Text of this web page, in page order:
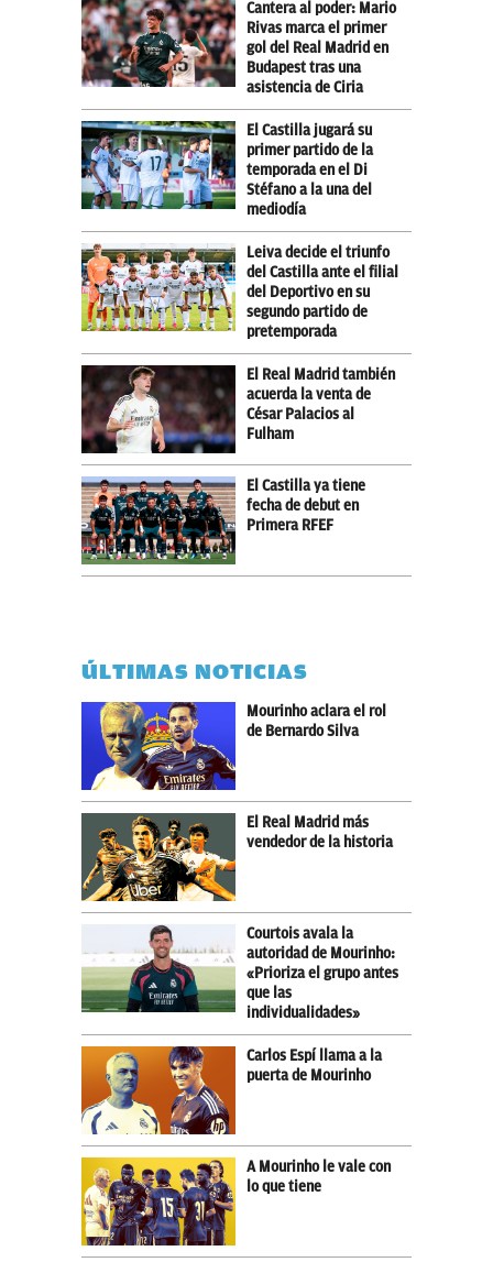
Cantera al poder: Mario
Rivas marca el primer
gol del Real Madrid en
Budapest tras una
asistencia de Ciria
El Castilla jugará su
primer partido de la
temporada en el Di
Stéfano a la una del
mediodía
Leiva decide el triunfo
del Castilla ante el filial
del Deportivo en su
segundo partido de
pretemporada
El Real Madrid también
acuerda la venta de
César Palacios al
Fulham
El Castilla ya tiene
fecha de debut en
Primera RFEF
ÚLTIMAS NOTICIAS
Mourinho aclara el rol
de Bernardo Silva
El Real Madrid más
vendedor de la historia
Courtois avala la
autoridad de Mourinho:
«Prioriza el grupo antes
que las
individualidades»
Carlos Espí llama a la
puerta de Mourinho
A Mourinho le vale con
lo que tiene